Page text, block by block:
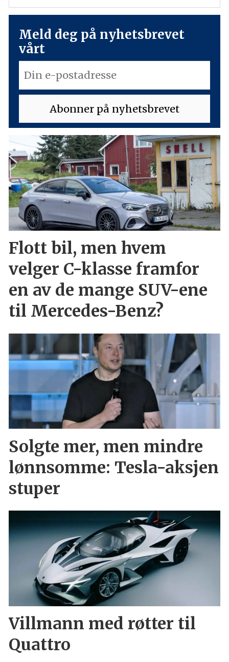
Meld deg på nyhetsbrevet
vårt
Flott bil, men hvem
velger C-klasse framfor
en av de mange SUV-ene
til Mercedes-Benz?
Solgte mer, men mindre
lønnsomme: Tesla-aksjen
stuper
Villmann med røtter til
Quattro